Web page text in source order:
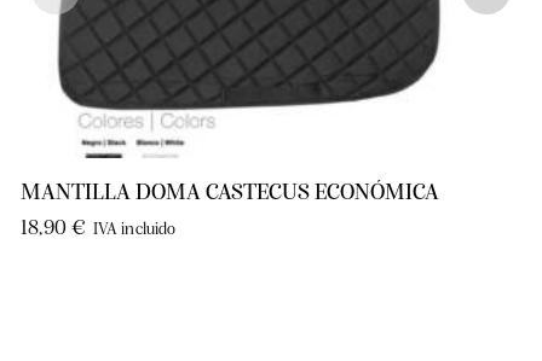
MANTILLA DOMA CASTECUS ECONÓMICA
18,90 € IVA incluido